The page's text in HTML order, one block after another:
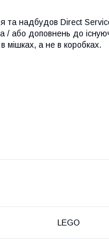
та надбудов Direct
/ або доповнень до
мішках, а не в коробках.
LEGO